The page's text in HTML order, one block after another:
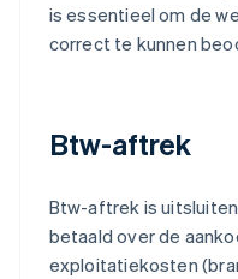
is essentieel om de
correct te kunnen
Btw-aftrek
Btw-aftrek is
betaald over de
exploitatiekosten